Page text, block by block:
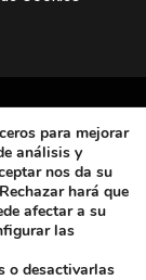
para mejorar
análisis y
nos da su
hará que
afectar a su
las
o desactivarlas